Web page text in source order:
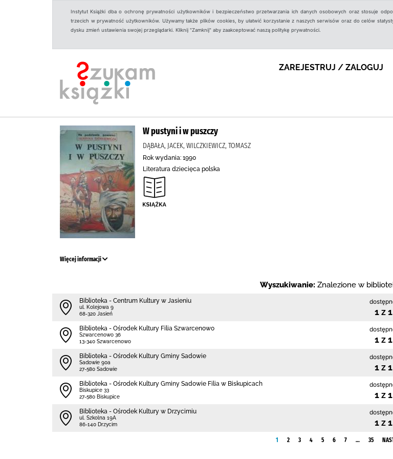
Instytut Książki dba o ochronę prywatności użytkowników i bezpieczeństwo przetwarzania ich danych osobowych oraz stosuje
trzecich w prywatność użytkowników. Używamy także plików cookies, by ułatwić korzystanie z naszych serwisów oraz do celów
dysku zmień ustawienia swojej przeglądarki. Kliknij "Zamknij" aby zaakceptować naszą politykę prywatności.
ZAREJESTRUJ / ZALOGUJ
W pustyni i w puszczy
DĄBAŁA, JACEK, WILCZKIEWICZ, TOMASZ
Rok wydania: 1990
Literatura dziecięca polska
Więcej informacji
Wyszukiwanie: Znalezione w
Biblioteka - Centrum Kultury w Jasieniu
ul. Kolejowa 9
68-320 Jasień
1 z 1
Biblioteka - Ośrodek Kultury Filia Szwarcenowo
Szwarcenowo 36
13-340 Szwarcenowo
1 z 1
Biblioteka - Ośrodek Kultury Gminy Sadowie
Sadowie 90a
27-580 Sadowie
1 z 1
Biblioteka - Ośrodek Kultury Gminy Sadowie Filia w Biskupicach
Biskupice 33
27-580 Biskupice
1 z 1
Biblioteka - Ośrodek Kultury w Drzycimiu
ul. Szkolna 19A
86-140 Drzycim
1 z 1
1 2 3 4 5 6 7 … 35